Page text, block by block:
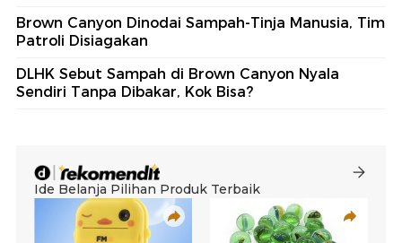
Brown Canyon Dinodai Sampah-Tinja Manusia, Tim
Patroli Disiagakan
DLHK Sebut Sampah di Brown Canyon Nyala
Sendiri Tanpa Dibakar, Kok Bisa?